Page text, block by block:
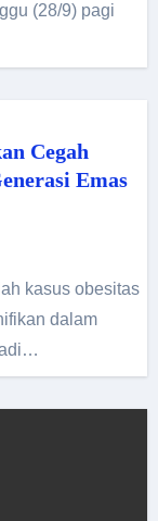
(28/9) pagi
Cegah
Emas
dalam